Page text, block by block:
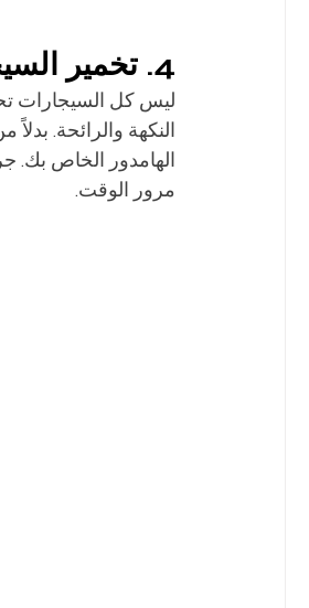
4. تخمير السيجار: هل تخمره أم لا؟
ليس كل السيجارات
النكهة والرائحة.
الهامدور الخاص بك.
مرور الوقت.